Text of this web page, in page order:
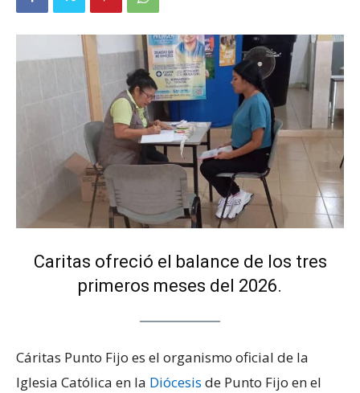
Caritas ofreció el balance de los tres
primeros meses del 2026.
Cáritas Punto Fijo es el organismo oficial de la
Iglesia Católica en la Diócesis de Punto Fijo en el